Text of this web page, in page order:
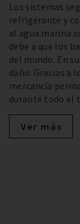
Los sistemas
refrigerante y
al agua marina
debe a que los
del mundo. En
daño. Gracias a
mercancía
durante todo el
Ver más